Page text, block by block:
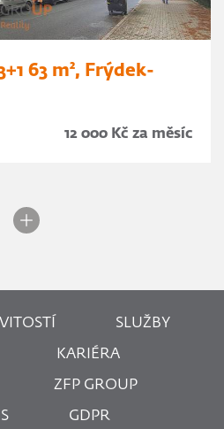
63 m², Frýdek-
12 000 Kč za měsíc
SLUŽBY
KARIÉRA
ZFP GROUP
GDPR